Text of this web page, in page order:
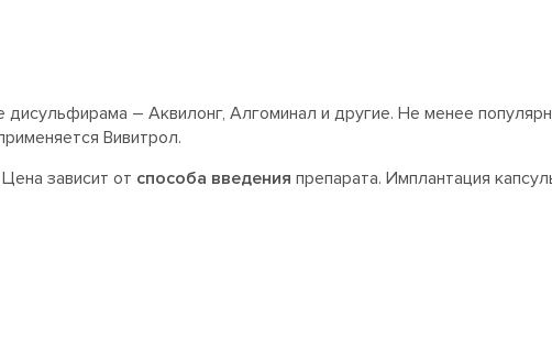
дисульфирама – Аквилонг, Алгоминал и другие. Не менее
Вивитрол.
зависит от способа введения препарата. Имплантация